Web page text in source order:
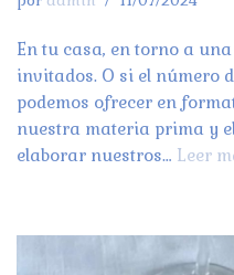
En tu casa, en torno a
invitados. O si el número
podemos ofrecer en
nuestra materia prima y
elaborar nuestros… Leer